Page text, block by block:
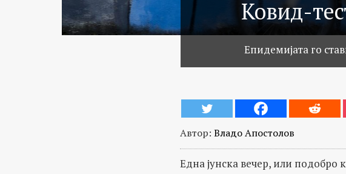
Ковид-
Епидемијата го
Автор: Владо Апостолов
Една јунска вечер, или